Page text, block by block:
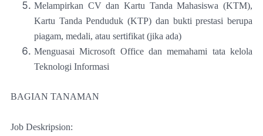
Melampirkan CV dan Kartu Tanda Mahasiswa (KTM),
Kartu Tanda Penduduk (KTP) dan bukti prestasi berupa
piagam, medali, atau sertifikat (jika ada)
Menguasai Microsoft Office dan memahami tata kelola
Teknologi Informasi
BAGIAN TANAMAN
Job Deskripsion: